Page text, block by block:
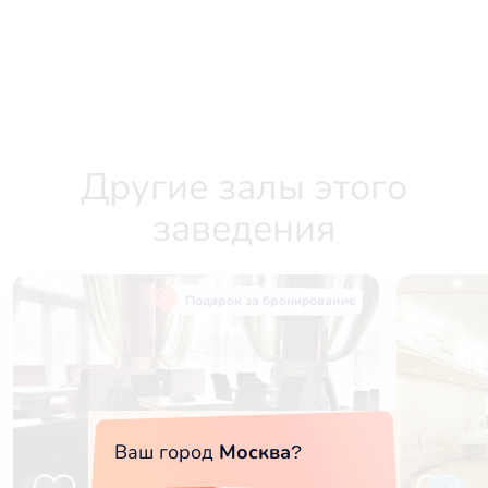
Другие залы этого
заведения
Ваш город Москва?